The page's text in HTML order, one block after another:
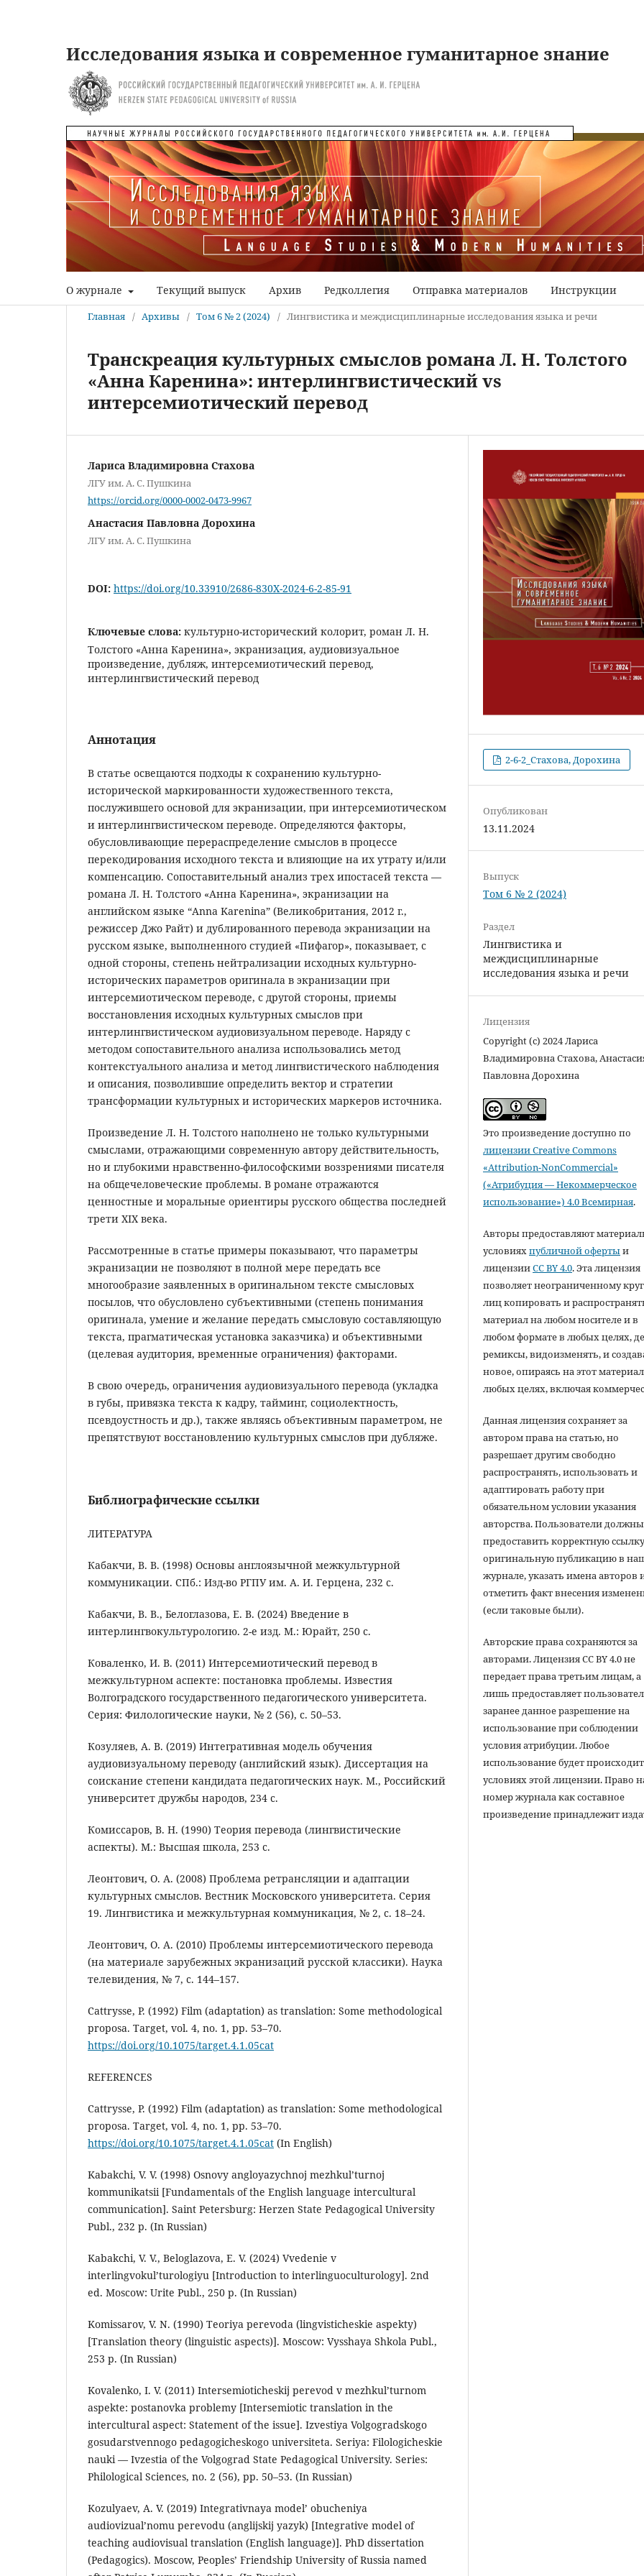
Исследования языка и современное гуманитарное знание
О журнале Текущий выпуск Архив Редколлегия Отправка материалов Инструкции
Главная / Архивы / Том 6 № 2 (2024) / Лингвистика и междисциплинарные исследования языка и речи
Транскреация культурных смыслов романа Л. Н. Толстого
«Анна Каренина»: интерлингвистический vs
интерсемиотический перевод
Лариса Владимировна Стахова
ЛГУ им. А. С. Пушкина
https://orcid.org/0000-0002-0473-9967
Анастасия Павловна Дорохина
ЛГУ им. А. С. Пушкина
DOI: https://doi.org/10.33910/2686-830X-2024-6-2-85-91
Ключевые слова: культурно-исторический колорит, роман Л. Н.
Толстого «Анна Каренина», экранизация, аудиовизуальное
произведение, дубляж, интерсемиотический перевод,
интерлингвистический перевод
Аннотация
В статье освещаются подходы к сохранению культурно-
исторической маркированности художественного текста,
послужившего основой для экранизации, при интерсемиотическом
и интерлингвистическом переводе. Определяются факторы,
обусловливающие перераспределение смыслов в процессе
перекодирования исходного текста и влияющие на их утрату и/или
компенсацию. Сопоставительный анализ трех ипостасей текста —
романа Л. Н. Толстого «Анна Каренина», экранизации на
английском языке “Anna Karenina” (Великобритания, 2012 г.,
режиссер Джо Райт) и дублированного перевода экранизации на
русском языке, выполненного студией «Пифагор», показывает, с
одной стороны, степень нейтрализации исходных культурно-
исторических параметров оригинала в экранизации при
интерсемиотическом переводе, с другой стороны, приемы
восстановления исходных культурных смыслов при
интерлингвистическом аудиовизуальном переводе. Наряду с
методом сопоставительного анализа использовались метод
контекстуального анализа и метод лингвистического наблюдения
и описания, позволившие определить вектор и стратегии
трансформации культурных и исторических маркеров источника.
Произведение Л. Н. Толстого наполнено не только культурными
смыслами, отражающими современную автору действительность,
но и глубокими нравственно-философскими воззрениями писателя
на общечеловеческие проблемы. В романе отражаются
ценностные и моральные ориентиры русского общества последней
трети XIX века.
Рассмотренные в статье примеры показывают, что параметры
экранизации не позволяют в полной мере передать все
многообразие заявленных в оригинальном тексте смысловых
посылов, что обусловлено субъективными (степень понимания
оригинала, умение и желание передать смысловую составляющую
текста, прагматическая установка заказчика) и объективными
(целевая аудитория, временные ограничения) факторами.
В свою очередь, ограничения аудиовизуального перевода (укладка
в губы, привязка текста к кадру, тайминг, социолектность,
псевдоустность и др.), также являясь объективным параметром, не
препятствуют восстановлению культурных смыслов при дубляже.
Библиографические ссылки
ЛИТЕРАТУРА
Кабакчи, В. В. (1998) Основы англоязычной межкультурной
коммуникации. СПб.: Изд-во РГПУ им. А. И. Герцена, 232 с.
Кабакчи, В. В., Белоглазова, Е. В. (2024) Введение в
интерлингвокультурологию. 2-е изд. М.: Юрайт, 250 с.
Коваленко, И. В. (2011) Интерсемиотический перевод в
межкультурном аспекте: постановка проблемы. Известия
Волгоградского государственного педагогического университета.
Серия: Филологические науки, № 2 (56), с. 50–53.
Козуляев, А. В. (2019) Интегративная модель обучения
аудиовизуальному переводу (английский язык). Диссертация на
соискание степени кандидата педагогических наук. М., Российский
университет дружбы народов, 234 c.
Комиссаров, В. Н. (1990) Теория перевода (лингвистические
аспекты). М.: Высшая школа, 253 с.
Леонтович, О. А. (2008) Проблема ретрансляции и адаптации
культурных смыслов. Вестник Московского университета. Серия
19. Лингвистика и межкультурная коммуникация, № 2, с. 18–24.
Леонтович, О. А. (2010) Проблемы интерсемиотического перевода
(на материале зарубежных экранизаций русской классики). Наука
телевидения, № 7, с. 144–157.
Cattrysse, P. (1992) Film (adaptation) as translation: Some methodological
proposa. Target, vol. 4, no. 1, pp. 53–70.
https://doi.org/10.1075/target.4.1.05cat
REFERENCES
Cattrysse, P. (1992) Film (adaptation) as translation: Some methodological
proposa. Target, vol. 4, no. 1, pp. 53–70.
https://doi.org/10.1075/target.4.1.05cat (In English)
Kabakchi, V. V. (1998) Osnovy angloyazychnoj mezhkul’turnoj
kommunikatsii [Fundamentals of the English language intercultural
communication]. Saint Petersburg: Herzen State Pedagogical University
Publ., 232 p. (In Russian)
Kabakchi, V. V., Beloglazova, E. V. (2024) Vvedenie v
interlingvokul’turologiyu [Introduction to interlinguoculturology]. 2nd
ed. Moscow: Urite Publ., 250 p. (In Russian)
Komissarov, V. N. (1990) Teoriya perevoda (lingvisticheskie aspekty)
[Translation theory (linguistic aspects)]. Moscow: Vysshaya Shkola Publ.,
253 p. (In Russian)
Kovalenko, I. V. (2011) Intersemioticheskij perevod v mezhkul’turnom
aspekte: postanovka problemy [Intersemiotic translation in the
intercultural aspect: Statement of the issue]. Izvestiya Volgogradskogo
gosudarstvennogo pedagogicheskogo universiteta. Seriya: Filologicheskie
nauki — Ivzestia of the Volgograd State Pedagogical University. Series:
Philological Sciences, no. 2 (56), pp. 50–53. (In Russian)
Kozulyaev, A. V. (2019) Integrativnaya model’ obucheniya
audiovizual’nomu perevodu (anglijskij yazyk) [Integrative model of
teaching audiovisual translation (English language)]. PhD dissertation
(Pedagogics). Moscow, Peoples’ Friendship University of Russia named
2-6-2_Стахова, Дорохина
Опубликован
13.11.2024
Выпуск
Том 6 № 2 (2024)
Раздел
Лингвистика и
междисциплинарные
исследования языка и речи
Лицензия
Copyright (c) 2024 Лариса
Владимировна Стахова,
Павловна Дорохина
Это произведение доступно по
лицензии Creative Commons
«Attribution-NonCommercial»
(«Атрибуция — Некоммерческое
использование») 4.0 Всемирная.
Авторы предоставляют
условияхпубличной офертыи
лицензииCC BY 4.0. Эта лицензия
позволяет неограниченному
лиц копировать и
материал на любом носителе и в
любом формате в любых целях,
ремиксы, видоизменять, и
новое, опираясь на этот
любых целях, включая
Данная лицензия сохраняет за
автором права на статью, но
разрешает другим свободно
распространять, использовать и
адаптировать работу при
обязательном условии указания
авторства. Пользователи должны
предоставить корректную
оригинальную публикацию в
журнале, указать имена авторов
отметить факт внесения
(если таковые были).
Авторские права сохраняются за
авторами. Лицензия CC BY 4.0 не
передает права третьим лицам, а
лишь предоставляет
заранее данное разрешение на
использование при соблюдении
условия атрибуции. Любое
использование будет
условиях этой лицензии. Право
номер журнала как составное
произведение принадлежит